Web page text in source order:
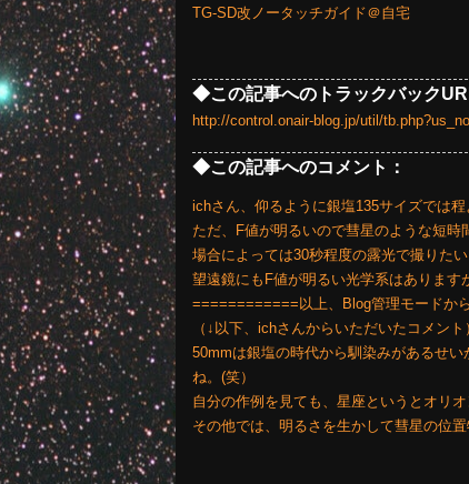
TG-SD改ノータッチガイド＠自宅
◆この記事へのトラックバック
http://control.onair-blog.jp/util/
◆この記事へのコメント：
ichさん、仰るように銀塩135サイズでは
ただ、F値が明るいので彗星のような短時
場合によっては30秒程度の露光で撮りた
望遠鏡にもF値が明るい光学系はあります
============以上、Blog管理モードか
（↓以下、ichさんからいただいたコメント
50mmは銀塩の時代から馴染みがあるせ
ね。(笑）
自分の作例を見ても、星座というとオリ
その他では、明るさを生かして彗星の位